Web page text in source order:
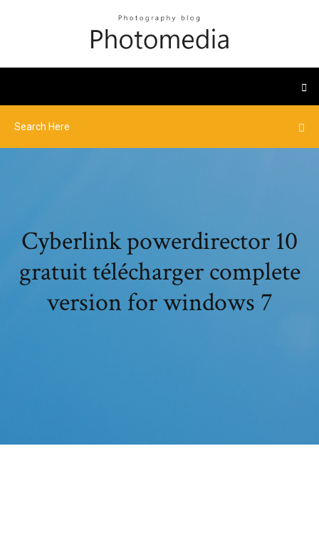
Cyberlink powerdirector 10
gratuit télécharger complete
version for windows 7